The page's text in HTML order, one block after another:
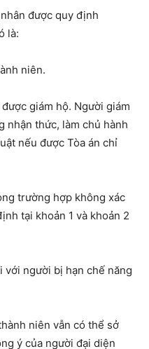
được quy định
là:
niên.
giám hộ. Người giám
nhận thức, làm chủ hành
nếu được Tòa án chỉ
trường hợp không xác
tại khoản 1 và khoản 2
với người bị hạn chế năng
niên vẫn có thể sở
ý của người đại diện